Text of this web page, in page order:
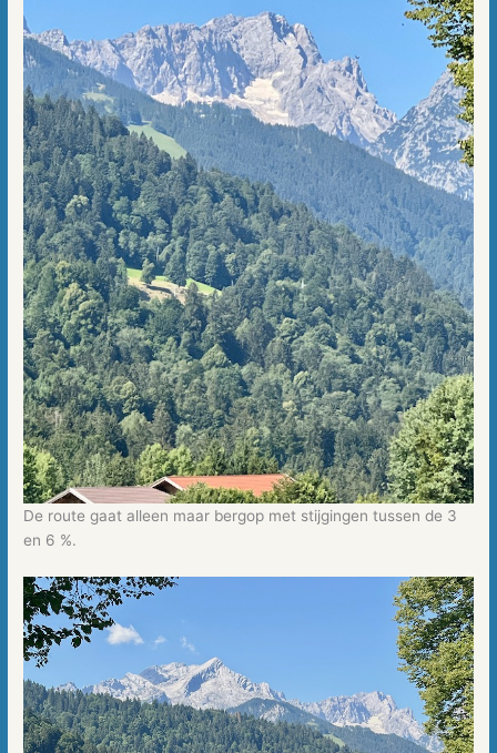
De route gaat alleen maar bergop met stijgingen tussen de 3
en 6 %.